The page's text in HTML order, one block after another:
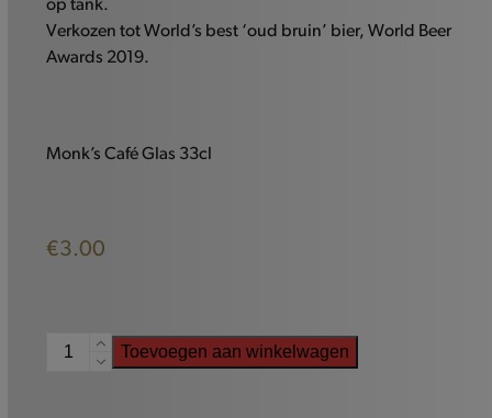
op tank.
Verkozen tot World’s best ‘oud bruin’ bier, World Beer
Awards 2019.
Monk’s Café Glas 33cl
€3.00
Monk's
Toevoegen aan winkelwagen